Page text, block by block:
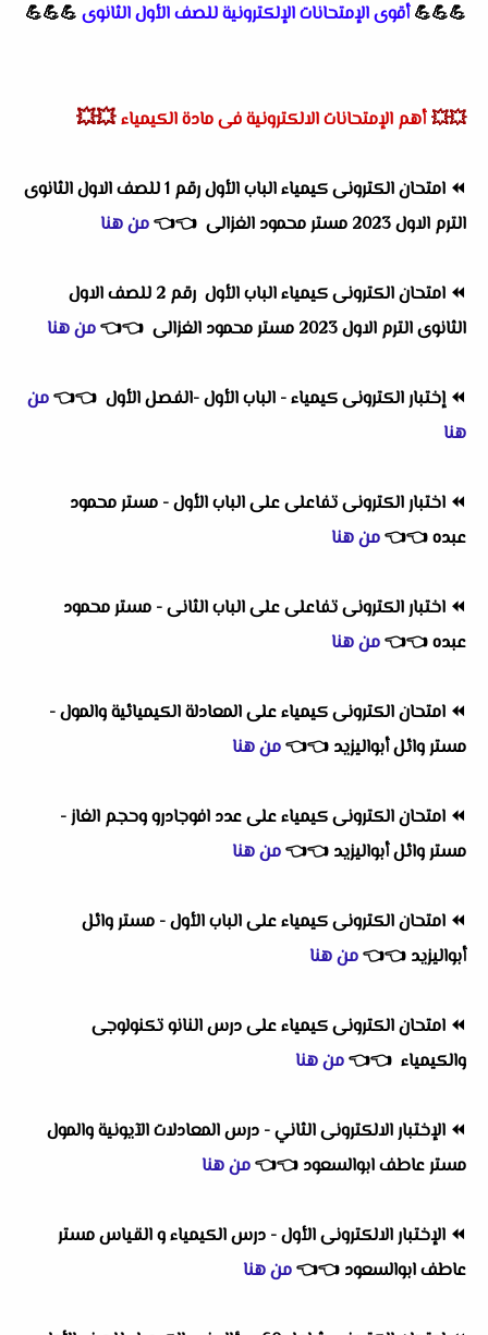
💪💪💪أقوى الإمتحانات الإلكترونية للصف الأول الثانوى 💪💪💪
💥💥 أهم الإمتحانات الالكترونية فى مادة الكيمياء 💥💥
⏪
امتحان الكترونى كيمياء الباب الأول رقم 1 للصف الاول الثانوى
الترم الاول 2023 مستر محمود الغزالى
👈
👈من هنا
⏪
امتحان الكترونى كيمياء الباب الأول رقم 2 للصف الاول
الثانوى الترم الاول 2023 مستر محمود الغزالى
👈
👈من هنا
⏪إختبار الكترونى كيمياء - الباب الأول -الفصل الأول 👈
👈من
هنا
⏪ اختبار الكترونى تفاعلى على الباب الأول - مستر محمود
عبده👈
👈من هنا
⏪ اختبار الكترونى تفاعلى على الباب الثانى - مستر محمود
عبده👈
👈من هنا
⏪ امتحان الكترونى كيمياء على المعادلة الكيميائية والمول -
مستر وائل أبواليزيد 👈
👈من هنا
⏪ امتحان الكترونى كيمياء على عدد افوجادرو وحجم الغاز -
مستر وائل أبواليزيد 👈
👈من هنا
⏪ امتحان الكترونى كيمياء على الباب الأول - مستر وائل
أبواليزيد 👈
👈من هنا
⏪ امتحان الكترونى كيمياء على درس النانو تكنولوجى
والكيمياء 👈
👈من هنا
⏪ الإختبار الالكترونى الثاني - درس المعادلات الآيونية والمول
مستر عاطف ابوالسعود 👈
👈من هنا
⏪ الإختبار الالكترونى الأول - درس الكيمياء و القياس مستر
عاطف ابوالسعود 👈
👈من هنا